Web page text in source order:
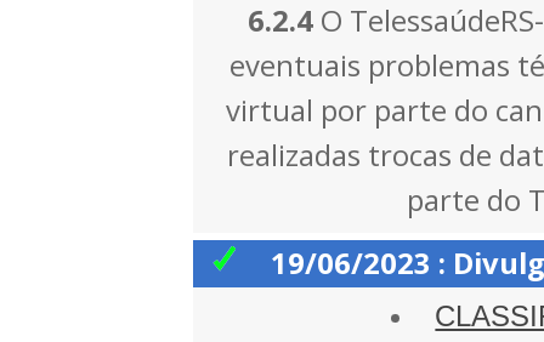
6.2.4 O
eventuais problemas
virtual por parte do
realizadas trocas de
parte do
19/06/2023 :